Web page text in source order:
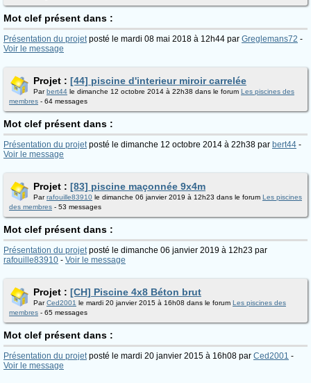
Mot clef présent dans :
Présentation du projetposté le mardi 08 mai 2018 à 12h44 par Greglemans72 -
Voir le message
Projet : [44] piscine d'interieur miroir carrelée
Parbert44 le dimanche 12 octobre 2014 à 22h38 dans le forum Les piscines des
membres - 64 messages
Mot clef présent dans :
Présentation du projetposté le dimanche 12 octobre 2014 à 22h38 par bert44 -
Voir le message
Projet : [83] piscine maçonnée 9x4m
Parrafouille83910 le dimanche 06 janvier 2019 à 12h23 dans le forum Les piscines
des membres - 53 messages
Mot clef présent dans :
Présentation du projetposté le dimanche 06 janvier 2019 à 12h23 par
rafouille83910 - Voir le message
Projet : [CH] Piscine 4x8 Béton brut
ParCed2001 le mardi 20 janvier 2015 à 16h08 dans le forum Les piscines des
membres - 65 messages
Mot clef présent dans :
Présentation du projetposté le mardi 20 janvier 2015 à 16h08 par Ced2001 -
Voir le message